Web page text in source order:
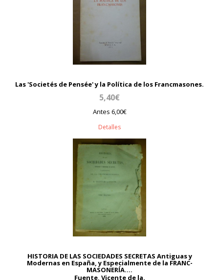
Las 'Societés de Pensée' y la Política de los Francmasones.
5,40€
Antes 6,00€
Detalles
HISTORIA DE LAS SOCIEDADES SECRETAS Antiguas y
Modernas en España, y Especialmente de la FRANC-
MASONERÍA....
Fuente, Vicente de la.